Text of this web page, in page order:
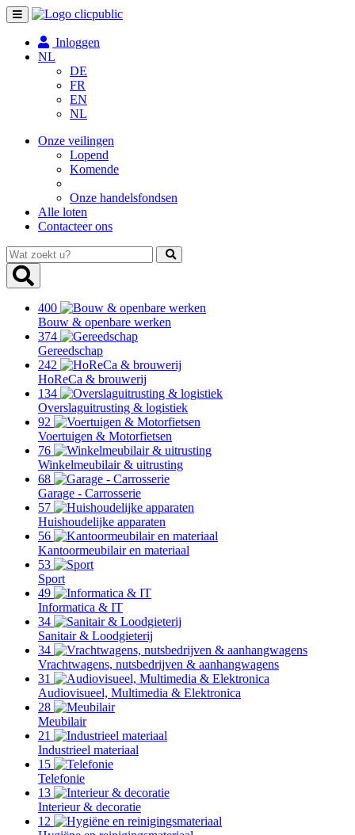
Toggle
navigation
Inloggen
NL
DE
FR
EN
NL
Onze veilingen
Lopend
Komende
Onze handelsfondsen
Alle loten
Contacteer ons
Wat
zoekt
u?
400
Bouw & openbare werken
374
Gereedschap
242
HoReCa & brouwerij
134
Overslaguitrusting & logistiek
92
Voertuigen & Motorfietsen
76
Winkelmeubilair & uitrusting
68
Garage - Carrosserie
57
Huishoudelijke apparaten
56
Kantoormeubilair en materiaal
53
Sport
49
Informatica & IT
34
Sanitair & Loodgieterij
34
Vrachtwagens, nutsbedrijven & aanhangwagens
31
Audiovisueel, Multimedia & Elektronica
28
Meubilair
21
Industrieel materiaal
15
Telefonie
13
Interieur & decoratie
12